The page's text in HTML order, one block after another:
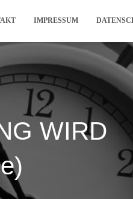
IMPRESSUM
WIRD